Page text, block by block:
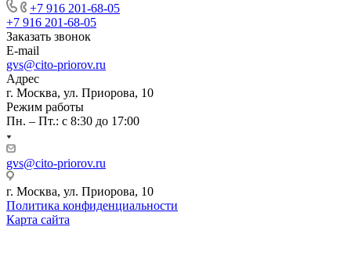
+7 916 201-68-05
+7 916 201-68-05
Заказать звонок
E-mail
gvs@cito-priorov.ru
Адрес
г. Москва, ул. Приорова, 10
Режим работы
Пн. – Пт.: с 8:30 до 17:00
gvs@cito-priorov.ru
г. Москва, ул. Приорова, 10
Политика конфиденциальности
Карта сайта